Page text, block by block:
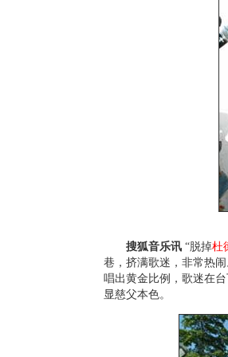
搜狐音乐讯 “脱掉杜
巷，挤满歌迷，非常热
唱出黄金比例，歌迷在
显慈父本色。